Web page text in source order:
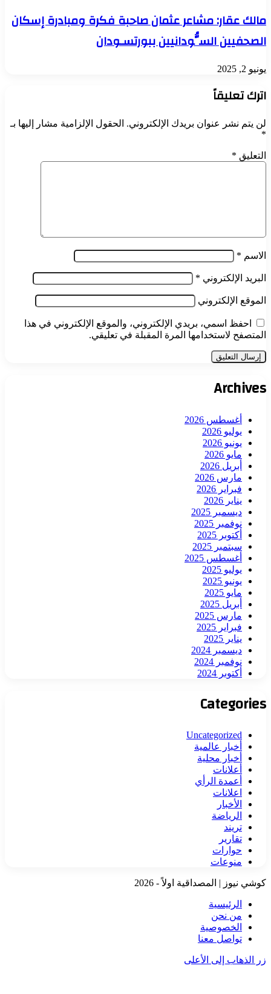
مالك عقار: مشاعر عثمان صاحبة فكرة ومبادرة إسكان
الصحفيين السُّودانيين ببورتسـودان
يونيو 2, 2025
اترك تعليقاً
لن يتم نشر عنوان بريدك الإلكتروني. الحقول الإلزامية مشار إليها بـ
*
التعليق *
الاسم *
البريد الإلكتروني *
الموقع الإلكتروني
احفظ اسمي، بريدي الإلكتروني، والموقع الإلكتروني في هذا
المتصفح لاستخدامها المرة المقبلة في تعليقي.
Archives
أغسطس 2026
يوليو 2026
يونيو 2026
مايو 2026
أبريل 2026
مارس 2026
فبراير 2026
يناير 2026
ديسمبر 2025
نوفمبر 2025
أكتوبر 2025
سبتمبر 2025
أغسطس 2025
يوليو 2025
يونيو 2025
مايو 2025
أبريل 2025
مارس 2025
فبراير 2025
يناير 2025
ديسمبر 2024
نوفمبر 2024
أكتوبر 2024
Categories
Uncategorized
أخبار عالمية
أخبار محلية
أعلانات
أعمدة الرأي
اعلانات
الأخبار
الرياضة
تريند
تقارير
حوارات
منوعات
كوشي نيوز | المصداقية اولاً - 2026
الرئيسية
من نحن
الخصوصية
تواصل معنا
زر الذهاب إلى الأعلى